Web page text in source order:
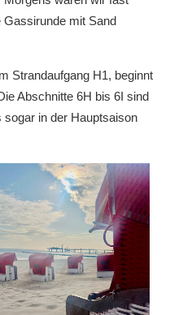
Gassirunde mit Sand
Strandaufgang H1, beginnt
Abschnitte 6H bis 6I sind
in der Hauptsaison